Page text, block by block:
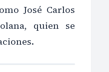
José Carlos
quien se